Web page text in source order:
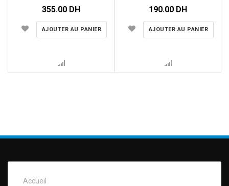
355.00 DH
AJOUTER AU PANIER
190.00 DH
AJOUTER AU PANIER
Accueil